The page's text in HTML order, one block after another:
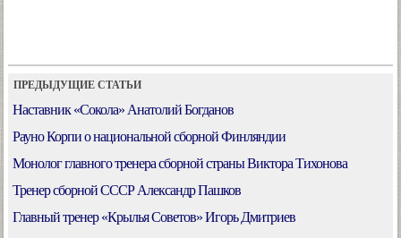
ПРЕДЫДУЩИЕ СТАТЬИ
Наставник «Сокола» Анатолий Богданов
Рауно Корпи о национальной сборной Финляндии
Монолог главного тренера сборной страны Виктора Тихонова
Тренер сборной СССР Александр Пашков
Главный тренер «Крылья Советов» Игорь Дмитриев